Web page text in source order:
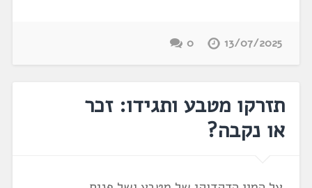
13/07/2025
0
תזרקו מטבע ותגידו: זכר
או נקבה?